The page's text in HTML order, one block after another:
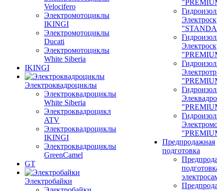
Velocifero
Электромотоциклы
IKINGI
Электромотоциклы
Ducati
Электромотоциклы
White Siberia
IKINGI
Электроквадроциклы
Электроквадроциклы
White Siberia
Электроквадроцикл
ATV
Электроквадроциклы
IKINGI
Электроквадроциклы
GreenCamel
GT
Электробайки
Предпродажная
подготовка